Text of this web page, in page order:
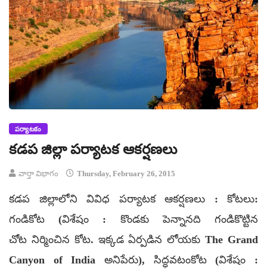
పర్యాటకం
కడప జిల్లా పర్యాటక ఆకర్షణలు
వార్తా విభాగం Thursday, February 26, 2015
కడప జిల్లాలోని వివిధ పర్యాటక ఆకర్షణలు : కోటలు:
గండికోట (విశేషం : కొండకు పెన్నానది గండికొట్టిన
చోట నిర్మించిన కోట. ఇక్కడ ఏర్పడిన లోయకు The Grand
Canyon of India అనిపేరు), సిద్ధవటంకోట (విశేషం :